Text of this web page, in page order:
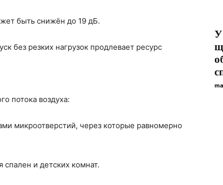
быть снижён до 19 дБ.
без резких нагрузок продлевает ресурс
потока воздуха:
микроотверстий, через которые равномерно
и детских комнат.
У